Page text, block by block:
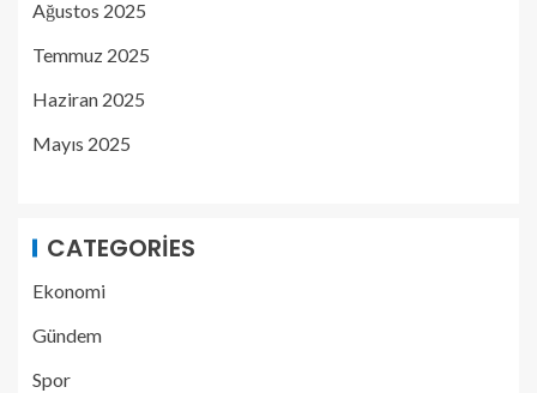
Ağustos 2025
Temmuz 2025
Haziran 2025
Mayıs 2025
CATEGORIES
Ekonomi
Gündem
Spor